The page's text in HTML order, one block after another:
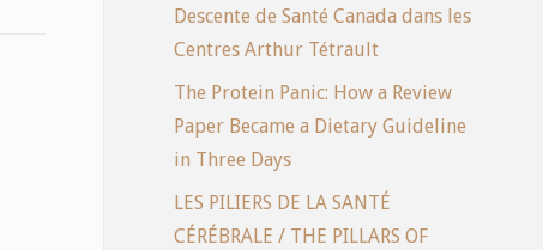
Descente de Santé Canada dans les
Centres Arthur Tétrault
The Protein Panic: How a Review
Paper Became a Dietary Guideline
in Three Days
LES PILIERS DE LA SANTÉ
CÉRÉBRALE / THE PILLARS OF